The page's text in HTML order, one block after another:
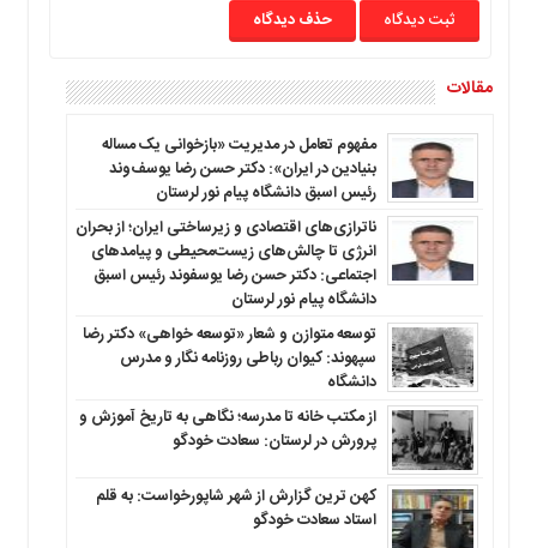
حذف دیدگاه
مقالات
مفهوم تعامل در مدیریت «بازخوانی یک مساله
بنیادین در ایران»: دکتر حسن رضا یوسف‌وند
رئیس اسبق دانشگاه پیام نور لرستان
ناترازی‌های اقتصادی و زیرساختی ایران؛ از بحران
انرژی تا چالش‌های زیست‌محیطی و پیامدهای
اجتماعی: دکتر حسن رضا یوسفوند رئیس اسبق
دانشگاه پیام نور لرستان
توسعه متوازن و شعار «توسعه خواهی» دکتر رضا
سپهوند: کیوان رباطی روزنامه نگار و مدرس
دانشگاه
از مکتب خانه تا مدرسه؛ نگاهی به تاریخ آموزش و
پرورش در لرستان: سعادت خودگو
کهن ترین گزارش از شهر شاپورخواست: به قلم
استاد سعادت خودگو